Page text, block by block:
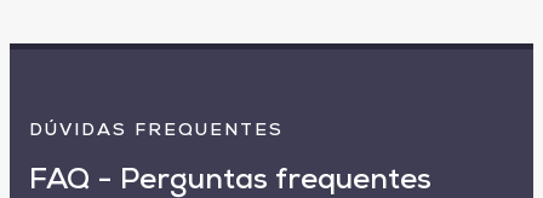
DÚVIDAS FREQUENTES
FAQ - Perguntas frequentes